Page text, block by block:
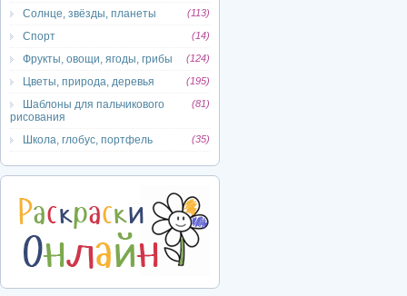
Солнце, звёзды, планеты (113)
Спорт (14)
Фрукты, овощи, ягоды, грибы (124)
Цветы, природа, деревья (195)
Шаблоны для пальчикового
рисования
(81)
Школа, глобус, портфель (35)